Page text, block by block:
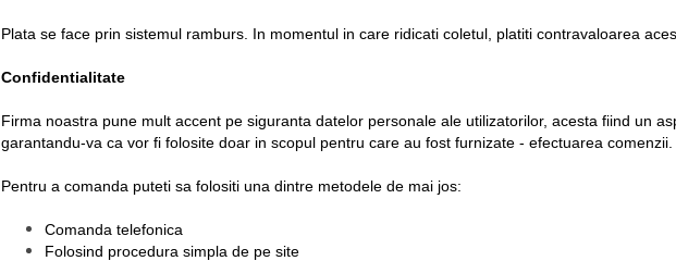
Plata se face prin sistemul ramburs. In momentul in care ridicati coletul, platiti contravaloarea
Confidentialitate
Firma noastra pune mult accent pe siguranta datelor personale ale utilizatorilor, acesta fiind un
garantandu-va ca vor fi folosite doar in scopul pentru care au fost furnizate - efectuarea comenzii.
Pentru a comanda puteti sa folositi una dintre metodele de mai jos:
Comanda telefonica
Folosind procedura simpla de pe site